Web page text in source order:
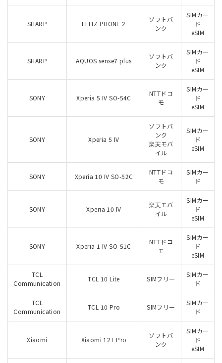
SHARP LEITZ PHONE 2
ソフトバ
ンク
SIMカー
ド
eSIM
SHARP AQUOS sense7 plus
ソフトバ
ンク
SIMカー
ド
eSIM
SONY Xperia 5 IV SO-54C
NTTドコ
モ
SIMカー
ド
eSIM
SONY Xperia 5 IV
ソフトバ
ンク
楽天モバ
イル
SIMカー
ド
eSIM
SONY Xperia 10 IV SO-52C
NTTドコ
モ
SIMカー
ド
SONY Xperia 10 IV
楽天モバ
イル
SIMカー
ド
eSIM
SONY Xperia 1 IV SO-51C
NTTドコ
モ
SIMカー
ド
eSIM
TCL
Communication
TCL 10 Lite SIMフリー
SIMカー
ド
TCL
Communication
TCL 10 Pro SIMフリー
SIMカー
ド
Xiaomi Xiaomi 12T Pro
ソフトバ
ンク
SIMカー
ド
eSIM